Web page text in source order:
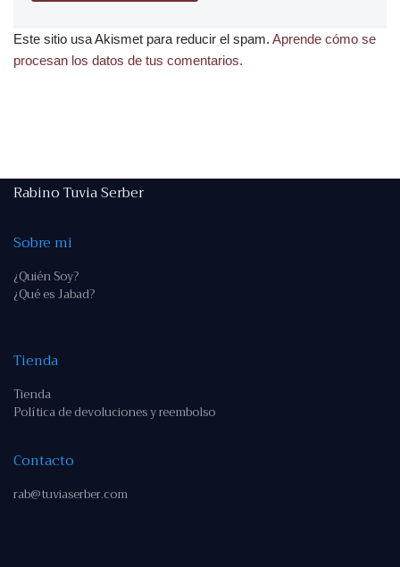
Este sitio usa Akismet para reducir el spam. Aprende cómo se
procesan los datos de tus comentarios.
Rabino Tuvia Serber
Sobre mi
¿Quién Soy?
¿Qué es Jabad?
Tienda
Tienda
Política de devoluciones y reembolso
Contacto
rab@tuviaserber.com